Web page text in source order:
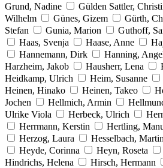
Grund, Nadine
Gülden Sattler,
Wilhelm
Günes, Gizem Gürth,
Stefan
Gunia, Marion Guthoff,
Haas, Svenja
Haase, Anne
Hannemann, Dirk
Hanning,
Harzheim, Jakob
Hausherr, Lena
Heidkamp, Ulrich
Heim, Susanne
Heinen, Hinako
Heinen, Takeo
Jochen
Hellmich, Armin
Ulrike Viola
Herbeck, Ulrich
Herrmann, Kerstin
Hertling,
Herzog, Laura
Hesselbach, Martin
Heyde, Corinna
Heyn, Roseta
Hindrichs, Helena
Hirsch, Hermann